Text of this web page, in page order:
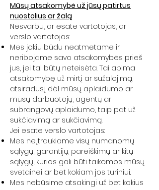
Mūsų atsakomybė už jūsų patirtus
nuostolius ar žalą
Nesvarbu, ar esate vartotojas, ar
verslo vartotojas:
Mes jokiu būdu neatmetame ir
neribojame savo atsakomybės prieš
jus, jei tai būtų neteisėta. Tai apima
atsakomybę už mirtį ar sužalojimą,
atsiradusį dėl mūsų aplaidumo ar
mūsų darbuotojų, agentų ar
subrangovų aplaidumo, taip pat už
sukčiavimą ar sukčiavimą.
Jei esate verslo vartotojas:
Mes neįtraukiame visų numanomų
sąlygų, garantijų, pareiškimų ar kitų
sąlygų, kurios gali būti taikomos mūsų
svetainei ar bet kokiam jos turiniui.
Mes nebūsime atsakingi už bet kokius